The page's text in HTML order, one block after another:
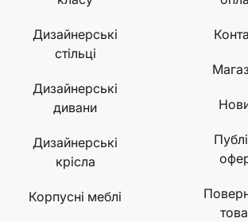
Дизайнерські
стільці
Дизайнерські
дивани
Дизайнерські
крісла
Корпусні меблі